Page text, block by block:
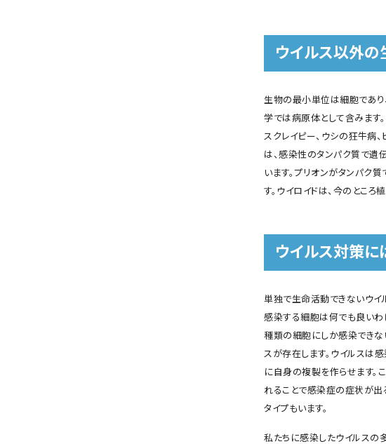
ウイルス以外
生物の最小単位は細胞であり
学では病原体として含みます
スクレイピー、ウシの狂牛病、
は、感染性のタンパク質で遺
います。プリオンがタンパク
す。ウイロイドは、今のとこ
ウイルス対策
単独で生命活動できないウイ
感染する細胞は何でも良いわ
種類の細胞にしか感染できな
スが存在します。ウイルスは
に自身の複製を作らせます。
れることで感染症の症状が出
タイプもいます。
私たちに感染したウイルスの